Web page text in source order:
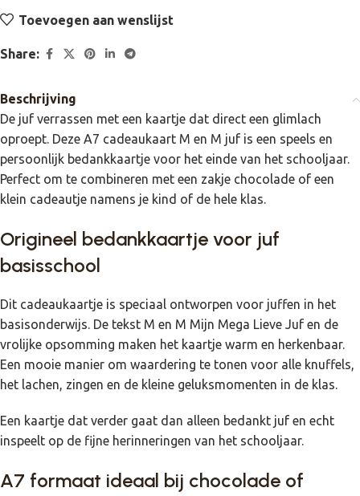
Toevoegen aan wenslijst
Share:
Beschrijving
De juf verrassen met een kaartje dat direct een glimlach
oproept. Deze A7 cadeaukaart M en M juf is een speels en
persoonlijk bedankkaartje voor het einde van het schooljaar.
Perfect om te combineren met een zakje chocolade of een
klein cadeautje namens je kind of de hele klas.
Origineel bedankkaartje voor juf
basisschool
Dit cadeaukaartje is speciaal ontworpen voor juffen in het
basisonderwijs. De tekst M en M Mijn Mega Lieve Juf en de
vrolijke opsomming maken het kaartje warm en herkenbaar.
Een mooie manier om waardering te tonen voor alle knuffels,
het lachen, zingen en de kleine geluksmomenten in de klas.
Een kaartje dat verder gaat dan alleen bedankt juf en echt
inspeelt op de fijne herinneringen van het schooljaar.
A7 formaat ideaal bij chocolade of